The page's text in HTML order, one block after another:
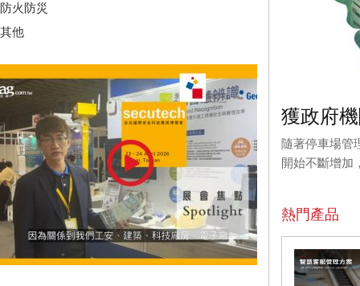
防火防災
其他
獲政府
隨著停車場管
開始不斷增加
熱門產品